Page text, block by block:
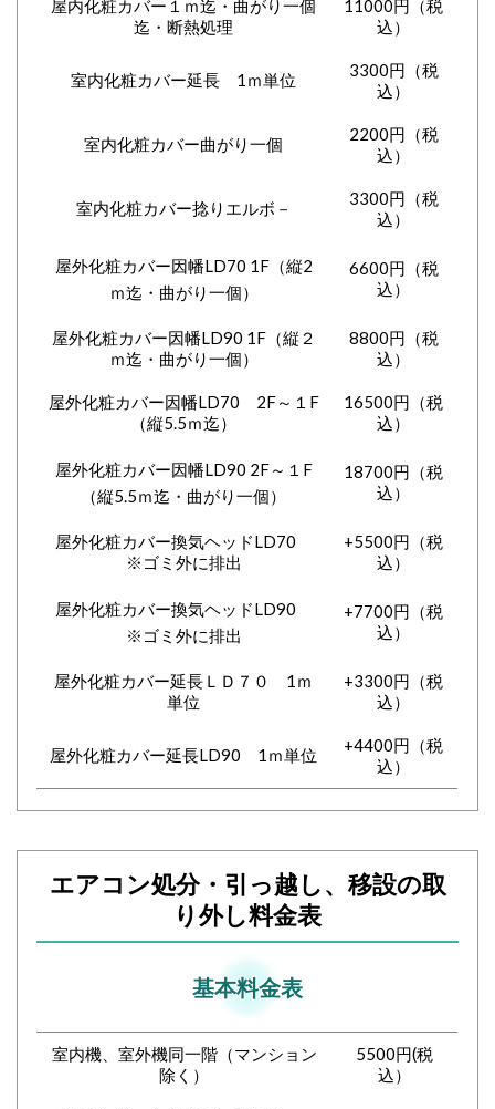
屋内化粧カバー１ｍ迄・曲がり一個
迄・断熱処理
11000円（税
込）
室内化粧カバー延長 1ｍ単位
3300円（税
込）
室内化粧カバー曲がり一個
2200円（税
込）
室内化粧カバー捻りエルボ－
3300円（税
込）
屋外化粧カバー因幡LD70 1F（縦2
ｍ迄・曲がり一個）
6600円（税
込）
屋外化粧カバー因幡LD90 1F（縦２
ｍ迄・曲がり一個）
8800円（税
込）
屋外化粧カバー因幡LD70 2F～１F
（縦5.5ｍ迄）
16500円（税
込）
屋外化粧カバー因幡LD90 2F～１F
（縦5.5ｍ迄・曲がり一個）
18700円（税
込）
屋外化粧カバー換気ヘッドLD70
※ゴミ外に排出
+5500円（税
込）
屋外化粧カバー換気ヘッドLD90
※ゴミ外に排出
+7700円（税
込）
屋外化粧カバー延長ＬＤ７０ 1ｍ
単位
+3300円（税
込）
屋外化粧カバー延長LD90 1ｍ単位
+4400円（税
込）
エアコン処分・引っ越し、移設の取
り外し料金表
基本料金表
室内機、室外機同一階（マンション
除く）
5500円(税
込）